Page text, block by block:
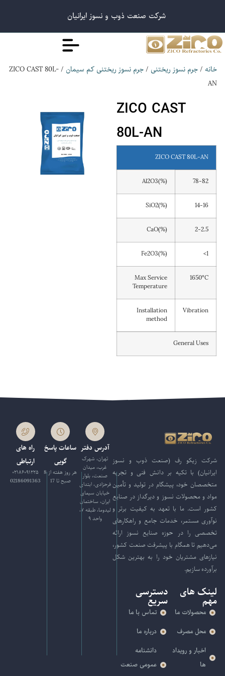
شرکت صنعت ذوب و نسوز ایرانیان
خانه /جرم نسوز ریختنی /جرم نسوز ریختنی کم سیمان
/ ZICO CAST 80L-
AN
ZICO CAST
80L-AN
ZICO CAST 80L-AN
Al2O3(%) 78-82
SiO2(%) 14-16
CaO(%) 2-2.5
Fe2O3(%) <1
Max Service
Temperature
1650°C
Installation
method
Vibration
General Uses
شرکت زیکو رف (صنعت ذوب و نسوز
ایرانیان) با تکیه بر دانش فنی و تجربه
متخصصان خود، پیشگام در تولید و تأمین
مواد و محصولات نسوز و دیرگداز در صنایع
کشور است. ما با تعهد به کیفیت برتر و
نوآوری مستمر، خدمات جامع و راهکارهای
تخصصی را در حوزه صنایع نسوز ارائه
می‌دهیم تا همگام با پیشرفت صنعت کشور،
نیازهای مشتریان خود را به بهترین شکل
برآورده سازیم.
لینک های
مهم
محصولات ما
محل مصرف
اخبار و رویداد
ها
دسترسی
سریع
تماس با ما
درباره ما
دانشنامه
عمومی صنعت
آدرس دفتر
تهران، شهرک
غرب، میدان
صنعت، بلوار
فرحزادی، ابتدای
خیابان سیمای
ایران، ساختمان
لیدوما، طبقه ۷،
واحد ۹
ساعات پاسخ
گویی
هر روز هفته از 8
صبح تا 17
راه های
ارتباطی
۰۲۱۸۶۰۹۱۲۲۵
02186091363